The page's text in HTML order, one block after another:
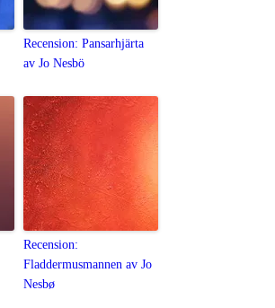
Recension: Pansarhjärta
av Jo Nesbö
Recension:
Fladdermusmannen av Jo
Nesbø